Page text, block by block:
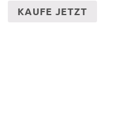
KAUFE JETZT